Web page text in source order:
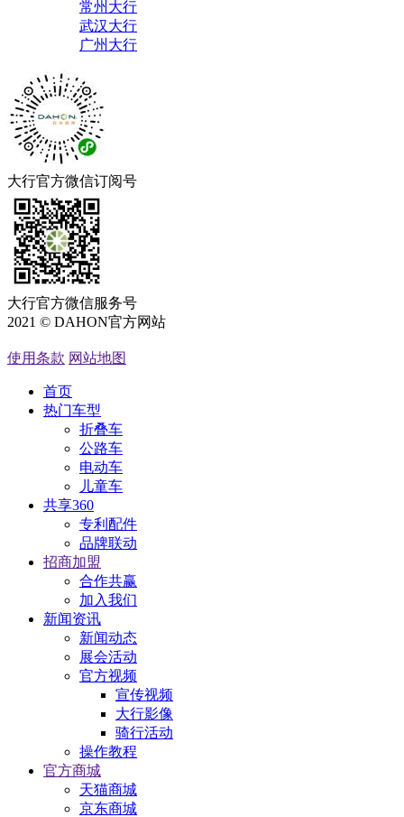
常州大行
武汉大行
广州大行
大行官方微信订阅号
大行官方微信服务号
2021 © DAHON官方网站
使用条款 网站地图
首页
热门车型
折叠车
公路车
电动车
儿童车
共享360
专利配件
品牌联动
招商加盟
合作共赢
加入我们
新闻资讯
新闻动态
展会活动
官方视频
宣传视频
大行影像
骑行活动
操作教程
官方商城
天猫商城
京东商城